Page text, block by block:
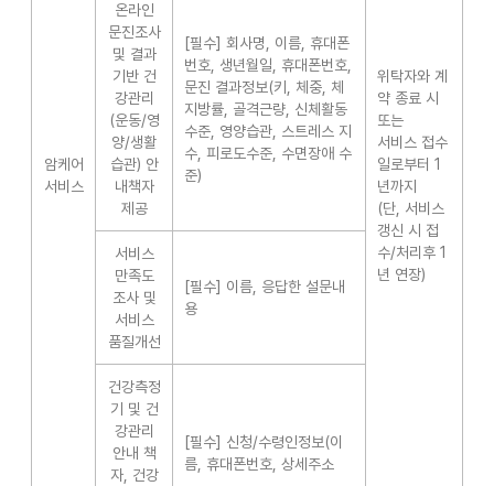
암케어
서비스
위탁자와 계
약 종료 시
또는
서비스 접수
일로부터 1
년까지
(단, 서비스
갱신 시 접
수/처리후 1
년 연장)
온라인
문진조사
및 결과
기반 건
강관리
(운동/영
양/생활
습관) 안
내책자
제공
[필수] 회사명, 이름, 휴대폰
번호, 생년월일, 휴대폰번호,
문진 결과정보(키, 체중, 체
지방률, 골격근량, 신체활동
수준, 영양습관, 스트레스 지
수, 피로도수준, 수면장애 수
준)
서비스
만족도
조사 및
서비스
품질개선
[필수] 이름, 응답한 설문내
용
건강측정
기 및 건
강관리
안내 책
자, 건강
[필수] 신청/수령인정보(이
름, 휴대폰번호, 상세주소